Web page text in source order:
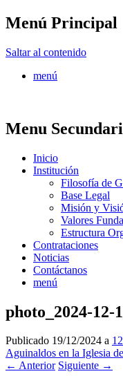
Menú Principal
Saltar al contenido
menú
Menu
Inicio
Institución
Filosofía de
Base Legal
Misión y
Valores
Estructura
Contrataciones
Noticias
Contáctanos
menú
photo_2024-12-
Publicado 19/12/2024 a
Aguinaldos en la Iglesia
← Anterior Siguiente →